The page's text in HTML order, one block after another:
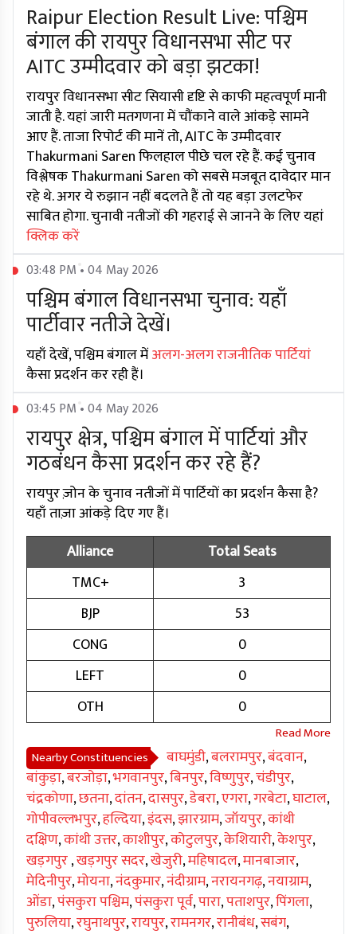
Raipur Election Result Live: पश्चिम
बंगाल की रायपुर विधानसभा सीट पर
AITC उम्मीदवार को बड़ा झटका!
रायपुर विधानसभा सीट सियासी दृष्टि से काफी महत्वपूर्ण मानी
जाती है. यहां जारी मतगणना में चौंकाने वाले आंकड़े सामने
आए हैं. ताजा रिपोर्ट की मानें तो, AITC के उम्मीदवार
Thakurmani Saren फिलहाल पीछे चल रहे हैं. कई चुनाव
विश्लेषक Thakurmani Saren को सबसे मजबूत दावेदार मान
रहे थे. अगर ये रुझान नहीं बदलते हैं तो यह बड़ा उलटफेर
साबित होगा. चुनावी नतीजों की गहराई से जानने के लिए यहां
क्लिक करें
03:48 PM • 04 May 2026
पश्चिम बंगाल विधानसभा चुनाव: यहाँ
पार्टीवार नतीजे देखें।
यहाँ देखें, पश्चिम बंगाल मेंअलग-अलग राजनीतिक पार्टियां
कैसा प्रदर्शन कर रही हैं।
03:45 PM • 04 May 2026
रायपुर क्षेत्र, पश्चिम बंगाल में पार्टियां और
गठबंधन कैसा प्रदर्शन कर रहे हैं?
रायपुर ज़ोन के चुनाव नतीजों में पार्टियों का प्रदर्शन कैसा है?
यहाँ ताज़ा आंकड़े दिए गए हैं।
Alliance
Total Seats
TMC+
3
BJP
53
CONG
0
LEFT
0
OTH
0
Nearby Constituencies बाघमुंडी,बलरामपुर,बंदवान,
बांकुड़ा,बरजोड़ा,भगवानपुर,बिनपुर,विष्णुपुर,चंडीपुर,
चंद्रकोणा,छतना,दांतन,दासपुर,डेबरा,एगरा,गरबेटा,घाटाल,
गोपीवल्लभपुर,हल्दिया,इंदस,झारग्राम,जॉयपुर,कांथी
दक्षिण,कांथी उत्तर,काशीपुर,कोटुलपुर,केशियारी,केशपुर,
खड़गपुर,खड़गपुर सदर,खेजुरी,महिषादल,मानबाजार,
मेदिनीपुर,मोयना,नंदकुमार,नंदीग्राम,नरायनगढ़,नयाग्राम,
ओंडा,पंसकुरा पश्चिम,पंसकुरा पूर्व,पारा,पताशपुर,पिंगला,
पुरुलिया,रघुनाथपुर,रायपुर,रामनगर,रानीबंध,सबंग,